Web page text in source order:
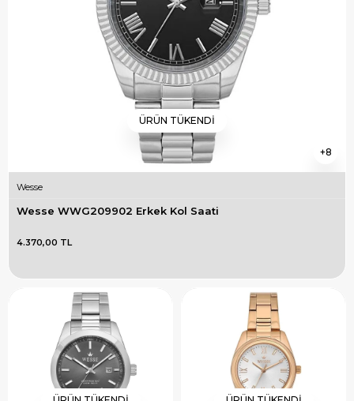
8
ÜRÜN TÜKENDI
Wesse
Wesse WWG209902 Erkek Kol Saati
4.370,00 TL